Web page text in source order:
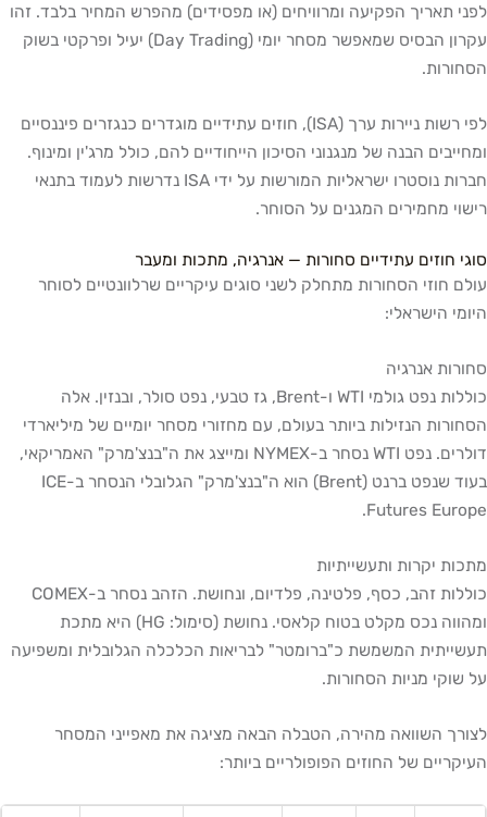
לפני תאריך הפקיעה ומרוויחים (או מפסידים) מהפרש המחיר בלבד. זהו
עקרון הבסיס שמאפשר מסחר יומי (Day Trading) יעיל ופרקטי בשוק
הסחורות.
לפי רשות ניירות ערך (ISA), חוזים עתידיים מוגדרים כנגזרים פיננסיים
ומחייבים הבנה של מנגנוני הסיכון הייחודיים להם, כולל מרג'ין ומינוף.
חברות נוסטרו ישראליות המורשות על ידי ISA נדרשות לעמוד בתנאי
רישוי מחמירים המגנים על הסוחר.
סוגי חוזים עתידיים סחורות — אנרגיה, מתכות ומעבר
עולם חוזי הסחורות מתחלק לשני סוגים עיקריים שרלוונטיים לסוחר
היומי הישראלי:
סחורות אנרגיה
כוללות נפט גולמי WTI ו-Brent, גז טבעי, נפט סולר, ובנזין. אלה
הסחורות הנזילות ביותר בעולם, עם מחזורי מסחר יומיים של מיליארדי
דולרים. נפט WTI נסחר ב-NYMEX ומייצג את ה"בנצ'מרק" האמריקאי,
בעוד שנפט ברנט (Brent) הוא ה"בנצ'מרק" הגלובלי הנסחר ב-ICE
Futures Europe.
מתכות יקרות ותעשייתיות
כוללות זהב, כסף, פלטינה, פלדיום, ונחושת. הזהב נסחר ב-COMEX
ומהווה נכס מקלט בטוח קלאסי. נחושת (סימול: HG) היא מתכת
תעשייתית המשמשת כ"ברומטר" לבריאות הכלכלה הגלובלית ומשפיעה
על שוקי מניות הסחורות.
לצורך השוואה מהירה, הטבלה הבאה מציגה את מאפייני המסחר
העיקריים של החוזים הפופולריים ביותר: